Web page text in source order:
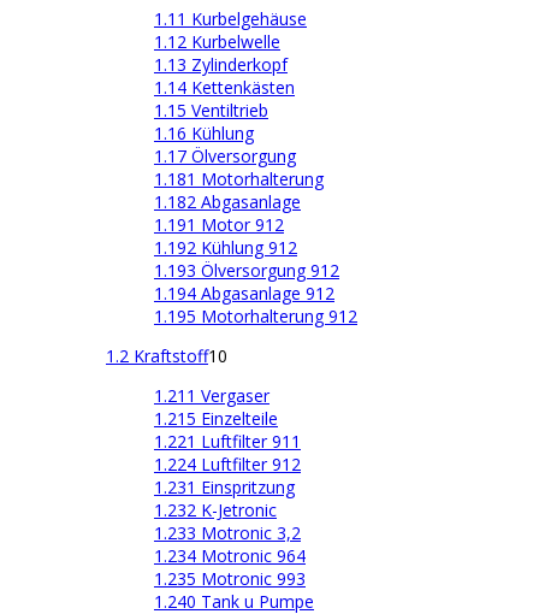
1.11 Kurbelgehäuse
1.12 Kurbelwelle
1.13 Zylinderkopf
1.14 Kettenkästen
1.15 Ventiltrieb
1.16 Kühlung
1.17 Ölversorgung
1.181 Motorhalterung
1.182 Abgasanlage
1.191 Motor 912
1.192 Kühlung 912
1.193 Ölversorgung 912
1.194 Abgasanlage 912
1.195 Motorhalterung 912
1.2 Kraftstoff10
1.211 Vergaser
1.215 Einzelteile
1.221 Luftfilter 911
1.224 Luftfilter 912
1.231 Einspritzung
1.232 K-Jetronic
1.233 Motronic 3,2
1.234 Motronic 964
1.235 Motronic 993
1.240 Tank u Pumpe